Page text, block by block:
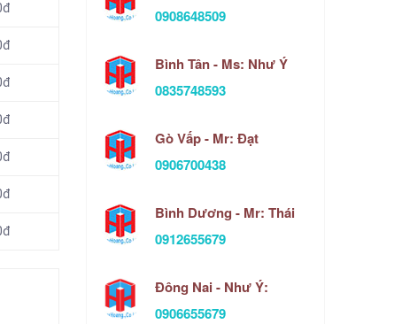
0908648509
Bình Tân - Ms: Như Ý
0835748593
Gò Vấp - Mr: Đạt
0906700438
Bình Dương - Mr: Thái
0912655679
Đông Nai - Như Ý:
0906655679